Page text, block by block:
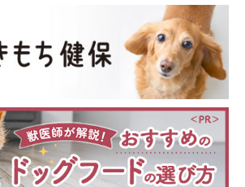
の画像のようにかなり明るく光るので、こ